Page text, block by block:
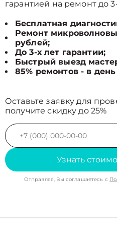
гарантией на ремонт до
Бесплатная
Ремонт
рублей;
До 3-х лет гарантии;
Быстрый выезд
85% ремонтов - в
Оставьте заявку для
получите скидку до 25%
Узнать
Отправляя, Вы соглашаетесь с